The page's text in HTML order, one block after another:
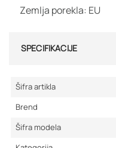
Zemlja porekla: EU
SPECIFIKACIJE
Šifra artikla
Brend
Šifra modela